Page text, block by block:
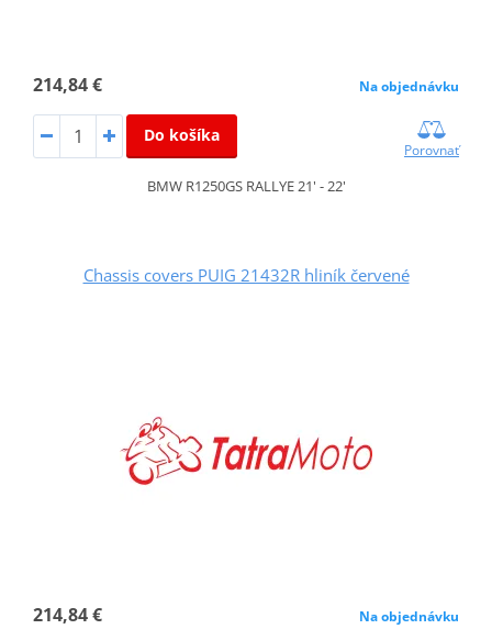
214,84 € Na objednávku
Do košíka
Porovnať
BMW R1250GS RALLYE 21' - 22'
Chassis covers PUIG 21432R hliník červené
214,84 € Na objednávku